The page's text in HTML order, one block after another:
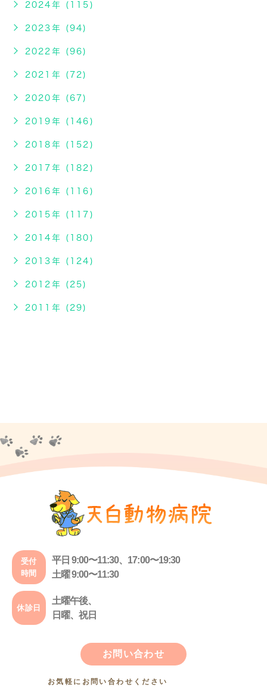
2024年 (115)
2023年 (94)
2022年 (96)
2021年 (72)
2020年 (67)
2019年 (146)
2018年 (152)
2017年 (182)
2016年 (116)
2015年 (117)
2014年 (180)
2013年 (124)
2012年 (25)
2011年 (29)
受付
時間
平日 9:00〜11:30、17:00〜19:30
土曜 9:00〜11:30
休診日
土曜午後、
日曜、祝日
お問い合わせ
お気軽にお問い合わせください